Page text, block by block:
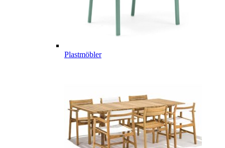
Plastmöbler